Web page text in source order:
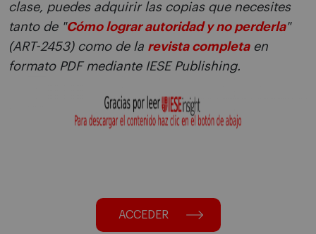
clase, puedes adquirir las copias que necesites
tanto de "Cómo lograr autoridad y no perderla"
(ART-2453) como de la revista completaen
formato PDF mediante IESE Publishing.
ACCEDER